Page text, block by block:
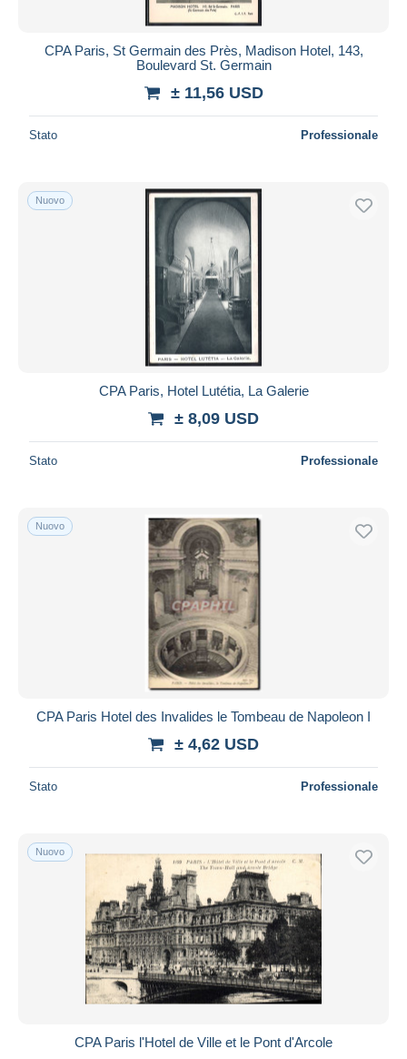
CPA Paris, St Germain des Près, Madison Hotel, 143,
Boulevard St. Germain
± 11,56 USD
Stato Professionale
Nuovo
CPA Paris, Hotel Lutétia, La Galerie
± 8,09 USD
Stato Professionale
Nuovo
CPA Paris Hotel des Invalides le Tombeau de Napoleon I
± 4,62 USD
Stato Professionale
Nuovo
CPA Paris l'Hotel de Ville et le Pont d'Arcole